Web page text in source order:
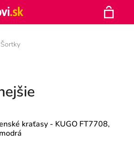
Hľadať
Šortky
kraťasy - KUGO FT7708,